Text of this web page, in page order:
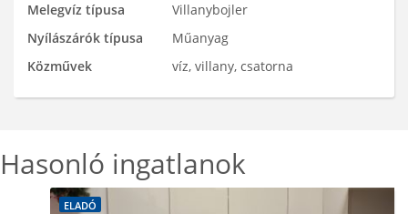
Melegvíz típusa
Villanybojler
Nyílászárók típusa
Műanyag
Közművek
víz, villany, csatorna
Hasonló ingatlanok
ELADÓ